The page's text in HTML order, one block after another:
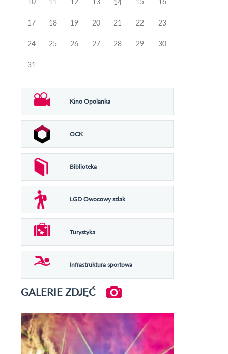
17 18 19 20 21 22 23
24 25 26 27 28 29 30
31
Kino Opolanka
OCK
Biblioteka
LGD Owocowy szlak
Turystyka
Infrastruktura sportowa
GALERIE ZDJĘĆ